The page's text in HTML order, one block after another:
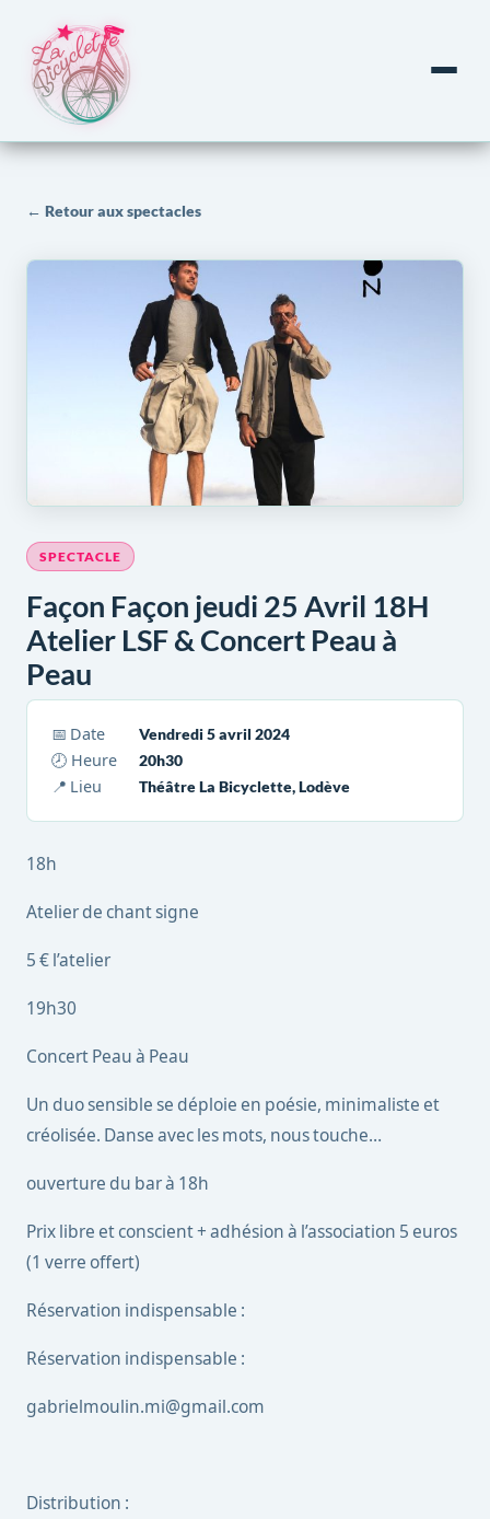
← Retour aux spectacles
SPECTACLE
Façon Façon jeudi 25 Avril 18H
Atelier LSF & Concert Peau à
Peau
📅 Date
Vendredi 5 avril 2024
🕗 Heure
20h30
📍 Lieu
Théâtre La Bicyclette, Lodève
18h
Atelier de chant signe
5 € l’atelier
19h30
Concert Peau à Peau
Un duo sensible se déploie en poésie, minimaliste et
créolisée. Danse avec les mots, nous touche…
ouverture du bar à 18h
Prix libre et conscient + adhésion à l’association 5 euros
(1 verre offert)
Réservation indispensable :
Réservation indispensable :
gabrielmoulin.mi@gmail.com
Distribution :